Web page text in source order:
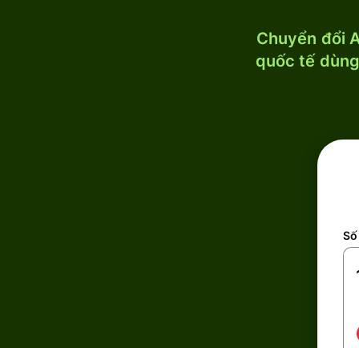
Chuyển đổi
quốc tế